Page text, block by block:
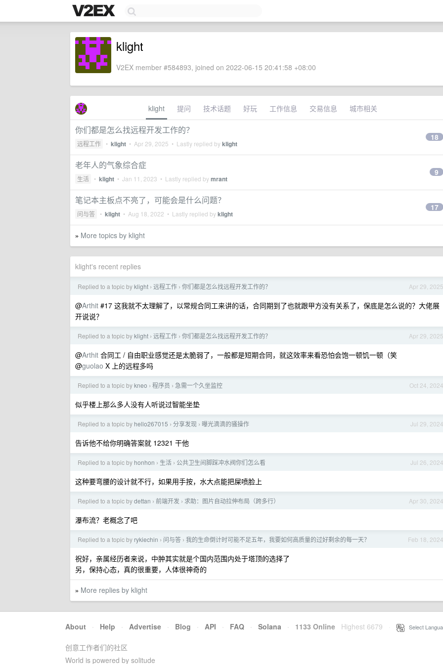
klight
V2EX member #584893, joined on 2022-06-15 20:41:58 +08:00
klight 提问 技术话题 好玩 工作信息 交易信息 城市相关
你们都是怎么找远程开发工作的？
远程工作 • klight • Apr 29, 2025 • Lastly replied byklight
18
老年人的气象综合症
生活 • klight • Jan 11, 2023 • Lastly replied bymrant
9
笔记本主板点不亮了，可能会是什么问题？
问与答 • klight • Aug 18, 2022 • Lastly replied byklight
17
» More topics by klight
klight's recent replies
Apr 29, 2025
Replied to a topic byklight › 远程工作 › 你们都是怎么找远程开发工作的？
@Arthit #17 这我就不太理解了，以常规合同工来讲的话，合同期到了也就跟甲方没有关系了，保底是怎么说的？大佬展
开说说？
Apr 29, 2025
Replied to a topic byklight › 远程工作 › 你们都是怎么找远程开发工作的？
@Arthit 合同工 / 自由职业感觉还是太脆弱了，一般都是短期合同，就这效率来看恐怕会饱一顿饥一顿（笑
@guolao X 上的远程多吗
Oct 24, 2024
Replied to a topic bykneo › 程序员 › 急需一个久坐监控
似乎楼上那么多人没有人听说过智能坐垫
Jul 29, 2024
Replied to a topic by hello267015 › 分享发现 › 曝光滴滴的骚操作
告诉他不给你明确答案就 12321 干他
Jul 26, 2024
Replied to a topic by honhon › 生活 › 公共卫生间脚踩冲水阀你们怎么看
这种要弯腰的设计就不行，如果用手按，水大点能把屎喷脸上
Apr 30, 2024
Replied to a topic bydettan › 前端开发 › 求助：图片自动拉伸布局（跨多行）
瀑布流？老概念了吧
Feb 18, 2024
Replied to a topic by rykiechin › 问与答 › 我的生命倒计时可能不足五年，我要如何高质量的过好剩余的每一天？
祝好，亲属经历者来说，中肿其实就是个国内范围内处于塔顶的选择了
另，保持心态，真的很重要，人体很神奇的
» More replies by klight
About · Help · Advertise · Blog · API · FAQ · Solana · 1133 Online Highest 6679 Select
创意工作者们的社区
World is powered by solitude